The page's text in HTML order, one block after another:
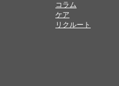
コラム
ケア
リクルート